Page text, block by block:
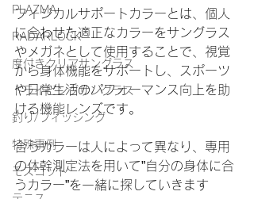
PLAZMA
RADARLOCK
度付きクリアサングラス
ドライビングサングラス
釣り/フィッシング
特殊事例
モスコット
フィジカルサポートカラーとは、個人
に合わせた適正なカラーをサングラス
やメガネとして使用することで、視覚
から身体機能をサポートし、スポーツ
や日常生活のパフォーマンス向上を助
ける機能レンズです。
合うカラーは人によって異なり、専用
の体幹測定法を用いて”自分の身体に合
うカラー”を一緒に探していきます